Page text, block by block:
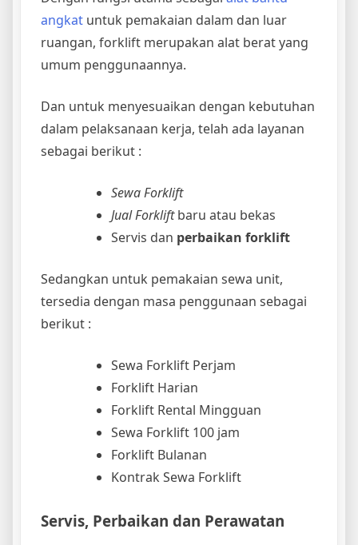
angkat untuk pemakaian dalam dan luar
ruangan, forklift merupakan alat berat yang
umum penggunaannya.
Dan untuk menyesuaikan dengan kebutuhan
dalam pelaksanaan kerja, telah ada layanan
sebagai berikut :
Sewa Forklift
Jual Forkliftbaru atau bekas
Servis dan perbaikan forklift
Sedangkan untuk pemakaian sewa unit,
tersedia dengan masa penggunaan sebagai
berikut :
Sewa Forklift Perjam
Forklift Harian
Forklift Rental Mingguan
Sewa Forklift 100 jam
Forklift Bulanan
Kontrak Sewa Forklift
Servis, Perbaikan dan Perawatan